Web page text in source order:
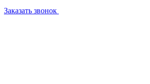
Заказать звонок